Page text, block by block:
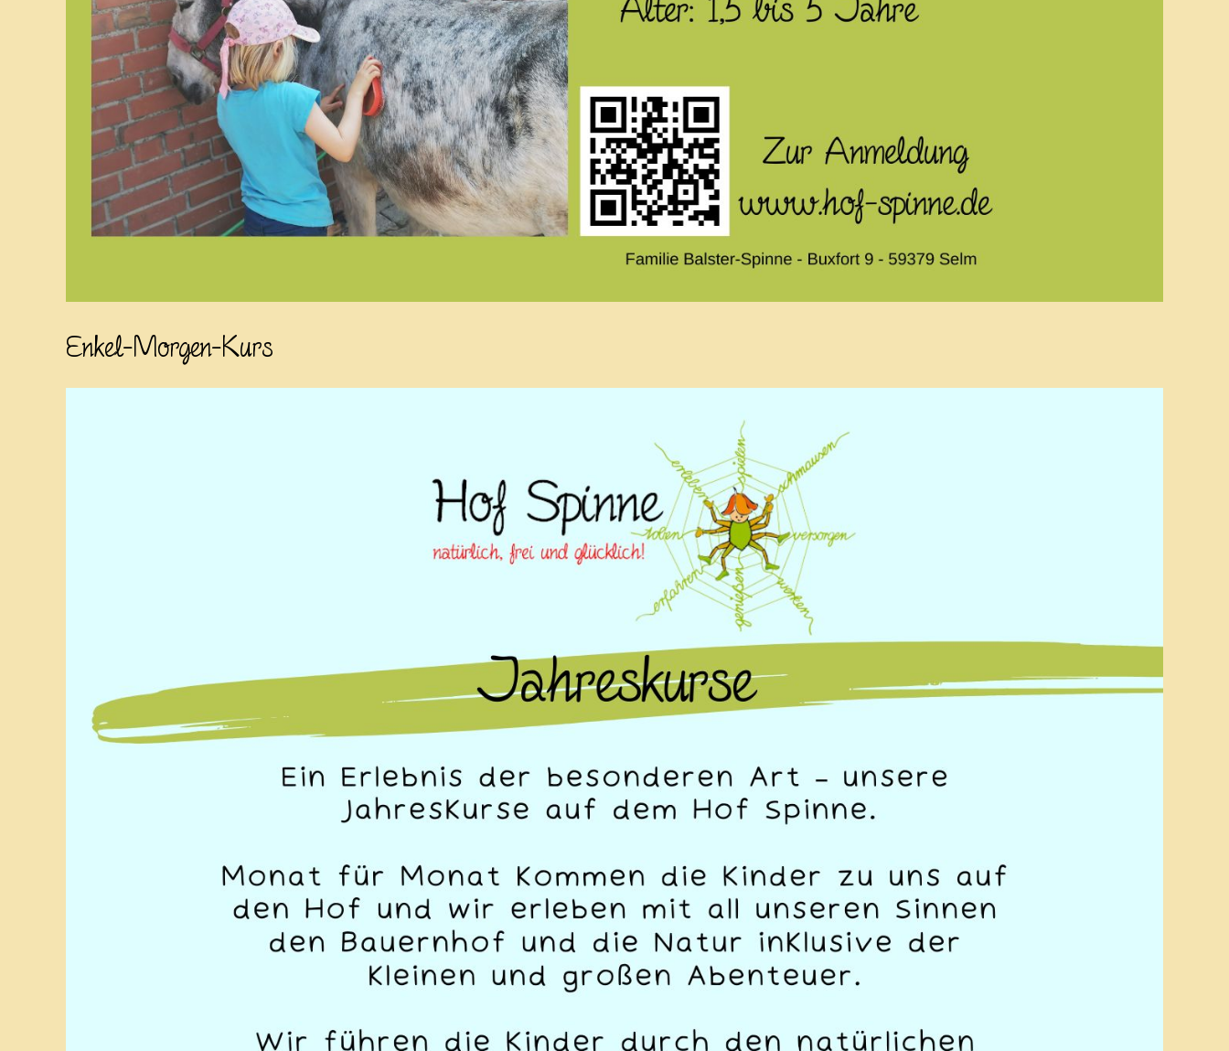
Enkel-Morgen-Kurs